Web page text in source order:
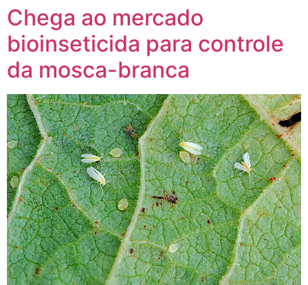
Chega ao mercado
bioinseticida para controle
da mosca-branca